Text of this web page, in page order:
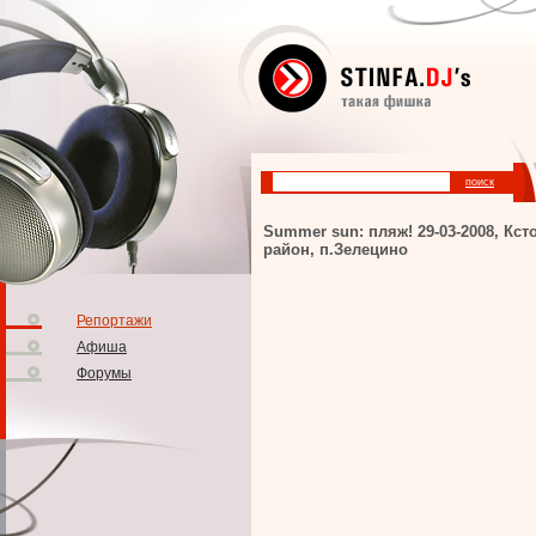
Репортажи
Афиша
Форумы
Summer sun: пляж! 29-03-2008,
район, п.Зелецино